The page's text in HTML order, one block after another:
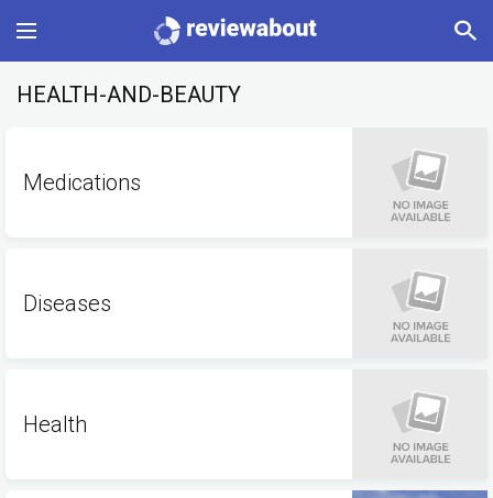
Main
Sign In
HEALTH-AND-BEAUTY
Medications
Diseases
Health